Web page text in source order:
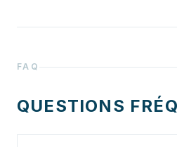
FAQ
QUESTIONS